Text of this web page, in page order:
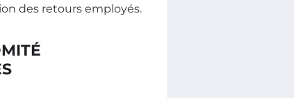
des retours employés.